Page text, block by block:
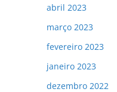
abril 2023
março 2023
fevereiro 2023
janeiro 2023
dezembro 2022